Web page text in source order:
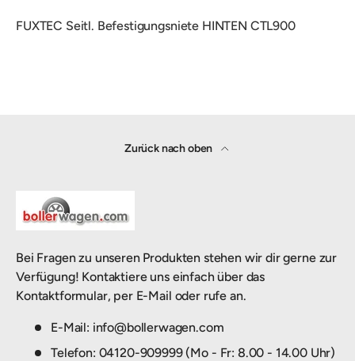
FUXTEC Seitl. Befestigungsniete HINTEN CTL900
Zurück nach oben
Bei Fragen zu unseren Produkten stehen wir dir gerne zur
Verfügung! Kontaktiere uns einfach über das
Kontaktformular, per E-Mail oder rufe an.
E-Mail: info@bollerwagen.com
Telefon: 04120-909999 (Mo - Fr: 8.00 - 14.00 Uhr)